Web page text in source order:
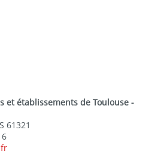
et établissements de Toulouse -
61321
6